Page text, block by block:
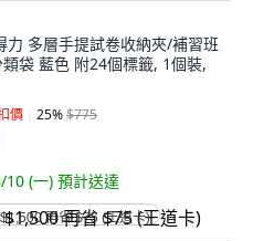
力 多層手提試卷收納夾/補習班
袋 藍色 附24個標籤, 1個裝,
價 25%$775
10 (一) 預計送達
再省 $75 (王道卡)